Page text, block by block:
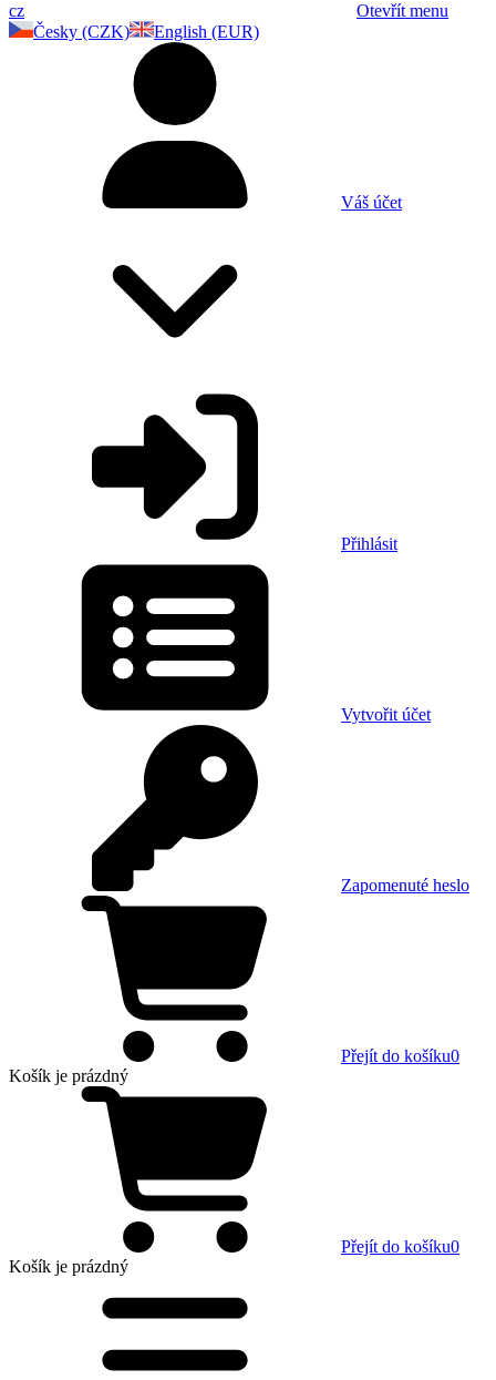
cz
Otevřít menu
Česky (CZK)
English (EUR)
Váš účet
Přihlásit
Vytvořit účet
Zapomenuté heslo
Přejít do košíku0
Košík je prázdný
Přejít do košíku0
Košík je prázdný